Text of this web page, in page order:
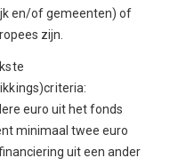
en/of gemeenten) of
zijn.
euro uit het fonds
minimaal twee euro
uit een ander